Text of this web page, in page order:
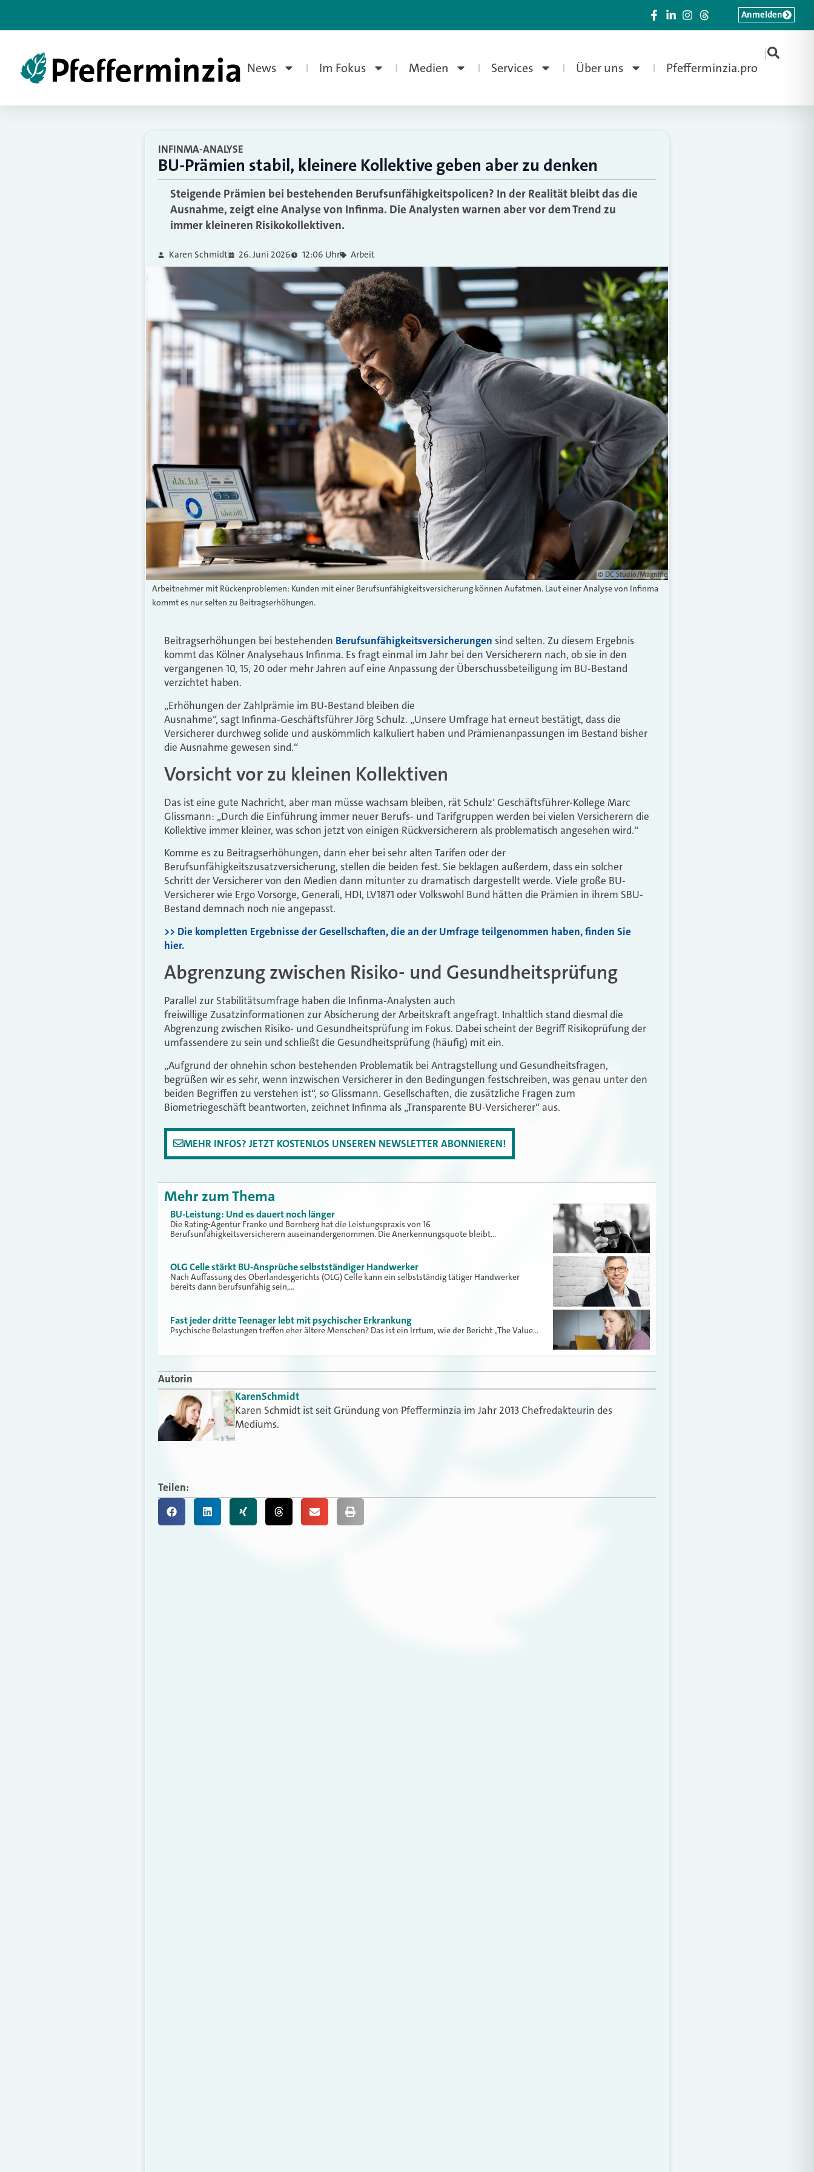
News Im Fokus Medien Services Über uns Pfefferminzia.pro
|
Anmelden
INFINMA-ANALYSE
BU-Prämien stabil, kleinere Kollektive geben aber zu denken
Steigende Prämien bei bestehenden Berufsunfähigkeitspolicen? In der Realität bleibt das die
Ausnahme, zeigt eine Analyse von Infinma. Die Analysten warnen aber vor dem Trend zu
immer kleineren Risikokollektiven.
Karen Schmidt 26. Juni 2026 12:06 Uhr Arbeit
© DC Studio/Magnific
Arbeitnehmer mit Rückenproblemen: Kunden mit einer Berufsunfähigkeitsversicherung können Aufatmen. Laut einer Analyse von Infinma
kommt es nur selten zu Beitragserhöhungen.
Beitragserhöhungen bei bestehenden Berufsunfähigkeitsversicherungen sind selten. Zu diesem Ergebnis
kommt das Kölner Analysehaus Infinma. Es fragt einmal im Jahr bei den Versicherern nach, ob sie in den
vergangenen 10, 15, 20 oder mehr Jahren auf eine Anpassung der Überschussbeteiligung im BU-Bestand
verzichtet haben.
„Erhöhungen der Zahlprämie im BU-Bestand bleiben die
Ausnahme“, sagt Infinma-Geschäftsführer Jörg Schulz. „Unsere Umfrage hat erneut bestätigt, dass die
Versicherer durchweg solide und auskömmlich kalkuliert haben und Prämienanpassungen im Bestand bisher
die Ausnahme gewesen sind.“
Vorsicht vor zu kleinen Kollektiven
Das ist eine gute Nachricht, aber man müsse wachsam bleiben, rät Schulz‘ Geschäftsführer-Kollege Marc
Glissmann: „Durch die Einführung immer neuer Berufs- und Tarifgruppen werden bei vielen Versicherern die
Kollektive immer kleiner, was schon jetzt von einigen Rückversicherern als problematisch angesehen wird.“
Komme es zu Beitragserhöhungen, dann eher bei sehr alten Tarifen oder der
Berufsunfähigkeitszusatzversicherung, stellen die beiden fest. Sie beklagen außerdem, dass ein solcher
Schritt der Versicherer von den Medien dann mitunter zu dramatisch dargestellt werde. Viele große BU-
Versicherer wie Ergo Vorsorge, Generali, HDI, LV1871 oder Volkswohl Bund hätten die Prämien in ihrem SBU-
Bestand demnach noch nie angepasst.
>> Die kompletten Ergebnisse der Gesellschaften, die an der Umfrage teilgenommen haben, finden Sie
hier.
Abgrenzung zwischen Risiko- und Gesundheitsprüfung
Parallel zur Stabilitätsumfrage haben die Infinma-Analysten auch
freiwillige Zusatzinformationen zur Absicherung der Arbeitskraft angefragt. Inhaltlich stand diesmal die
Abgrenzung zwischen Risiko- und Gesundheitsprüfung im Fokus. Dabei scheint der Begriff Risikoprüfung der
umfassendere zu sein und schließt die Gesundheitsprüfung (häufig) mit ein.
„Aufgrund der ohnehin schon bestehenden Problematik bei Antragstellung und Gesundheitsfragen,
begrüßen wir es sehr, wenn inzwischen Versicherer in den Bedingungen festschreiben, was genau unter den
beiden Begriffen zu verstehen ist“, so Glissmann. Gesellschaften, die zusätzliche Fragen zum
Biometriegeschäft beantworten, zeichnet Infinma als „Transparente BU-Versicherer“ aus.
MEHR INFOS? JETZT KOSTENLOS UNSEREN NEWSLETTER ABONNIEREN!
Mehr zum Thema
BU-Leistung: Und es dauert noch länger
Die Rating-Agentur Franke und Bornberg hat die Leistungspraxis von 16
Berufsunfähigkeitsversicherern auseinandergenommen. Die Anerkennungsquote bleibt…
OLG Celle stärkt BU-Ansprüche selbstständiger Handwerker
Nach Auffassung des Oberlandesgerichts (OLG) Celle kann ein selbstständig tätiger Handwerker
bereits dann berufsunfähig sein,…
Fast jeder dritte Teenager lebt mit psychischer Erkrankung
Psychische Belastungen treffen eher ältere Menschen? Das ist ein Irrtum, wie der Bericht „The Value…
Autorin
KarenSchmidt
Karen Schmidt ist seit Gründung von Pfefferminzia im Jahr 2013 Chefredakteurin des
Mediums.
Teilen: